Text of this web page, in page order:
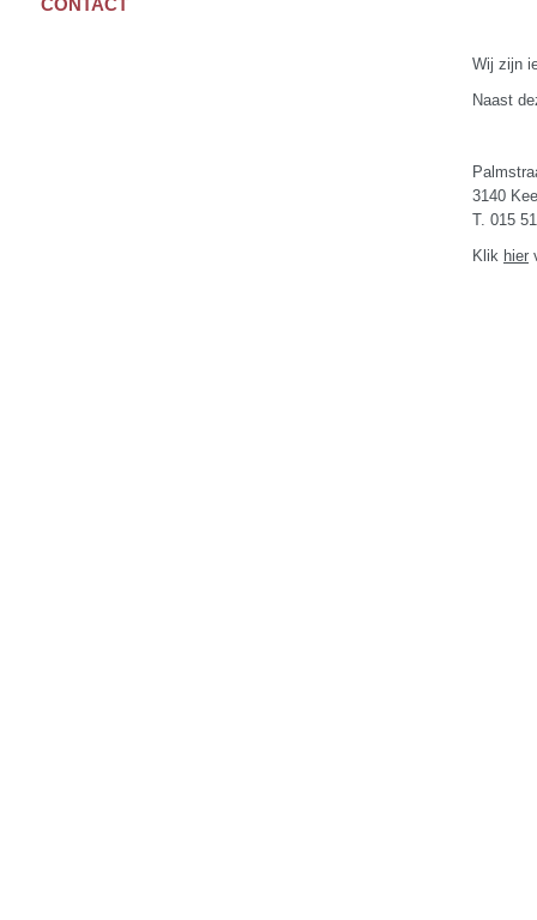
CONTACT
Wij zijn
Naast
3140
T. 015
Klik hier